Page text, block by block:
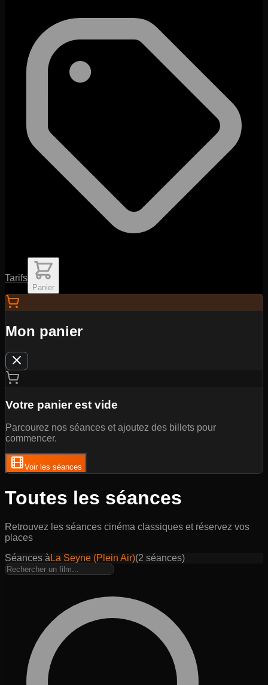
Tarifs
Panier
Mon panier
Votre panier est vide
Parcourez nos séances et ajoutez des billets pour
commencer.
Voir les séances
Toutes les séances
Retrouvez les séances cinéma classiques et réservez vos
places
Séances à La Seyne (Plein Air)(2 séances)